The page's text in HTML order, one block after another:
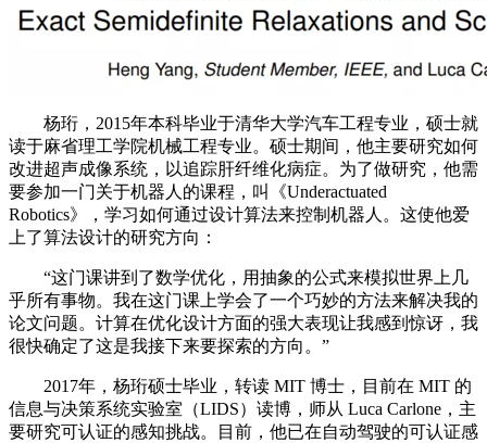
杨珩，2015年本科毕业于清华大学汽车工程专业，硕士就
读于麻省理工学院机械工程专业。硕士期间，他主要研究如何
改进超声成像系统，以追踪肝纤维化病症。为了做研究，他需
要参加一门关于机器人的课程，叫《Underactuated
Robotics》，学习如何通过设计算法来控制机器人。这使他爱
上了算法设计的研究方向：
“这门课讲到了数学优化，用抽象的公式来模拟世界上几
乎所有事物。我在这门课上学会了一个巧妙的方法来解决我的
论文问题。计算在优化设计方面的强大表现让我感到惊讶，我
很快确定了这是我接下来要探索的方向。”
2017年，杨珩硕士毕业，转读 MIT 博士，目前在 MIT 的
信息与决策系统实验室（LIDS）读博，师从 Luca Carlone，主
要研究可认证的感知挑战。目前，他已在自动驾驶的可认证感